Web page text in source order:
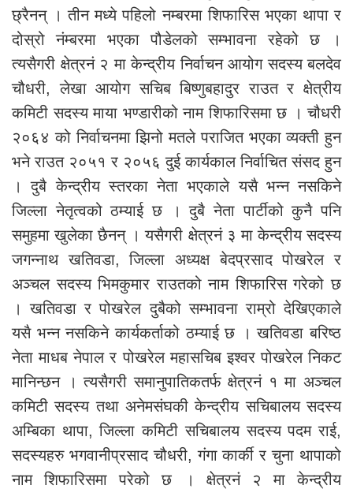
छ्रैनन् । तीन मध्ये पहिलो नम्बरमा शिफारिस भएका थापा र
दोस्रो नंम्बरमा भएका पौडेलको सम्भावना रहेको छ ।
त्यसैगरी क्षेत्रनं २ मा केन्द्रीय निर्वाचन आयोग सदस्य बलदेव
चौधरी, लेखा आयोग सचिब बिष्णुबहादुर राउत र क्षेत्रीय
कमिटी सदस्य माया भण्डारीको नाम शिफारिसमा छ । चौधरी
२०६४ को निर्वाचनमा झिनो मतले पराजित भएका व्यक्ती हुन
भने राउत २०५१ र २०५६ दुई कार्यकाल निर्वाचित संसद हुन
। दुबै केन्द्रीय स्तरका नेता भएकाले यसै भन्न नसकिने
जिल्ला नेतृत्वको ठम्याई छ । दुबै नेता पार्टीको कुनै पनि
समुहमा खुलेका छैनन् । यसैगरी क्षेत्रनं ३ मा केन्द्रीय सदस्य
जगन्नाथ खतिवडा, जिल्ला अध्यक्ष बेदप्रसाद पोखरेल र
अञ्चल सदस्य भिमकुमार राउतको नाम शिफारिस गरेको छ
। खतिवडा र पोखरेल दुबैको सम्भावना राम्रो देखिएकाले
यसै भन्न नसकिने कार्यकर्ताको ठम्याई छ । खतिवडा बरिष्ठ
नेता माधब नेपाल र पोखरेल महासचिब इश्वर पोखरेल निकट
मानिन्छन । त्यसैगरी समानुपातिकतर्फ क्षेत्रनं १ मा अञ्चल
कमिटी सदस्य तथा अनेमसंघकी केन्द्रीय सचिबालय सदस्य
अम्बिका थापा, जिल्ला कमिटी सचिबालय सदस्य पदम राई,
सदस्यहरु भगवानीप्रसाद चौधरी, गंगा कार्की र चुना थापाको
नाम शिफारिसमा परेको छ । क्षेत्रनं २ मा केन्द्रीय